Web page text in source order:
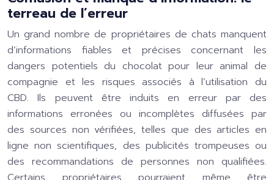
terreau de l’erreur
Un grand nombre de propriétaires de chats manquent
d’informations fiables et précises concernant les
dangers potentiels du chocolat pour leur animal de
compagnie et les risques associés à l’utilisation du
CBD. Ils peuvent être induits en erreur par des
informations erronées ou incomplètes diffusées par
des sources non vérifiées, telles que des articles en
ligne non scientifiques, des publicités trompeuses ou
des recommandations de personnes non qualifiées.